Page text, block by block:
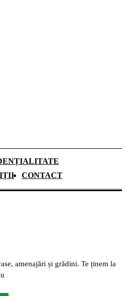
CONTACT
amenajări și grădini. Te ținem la